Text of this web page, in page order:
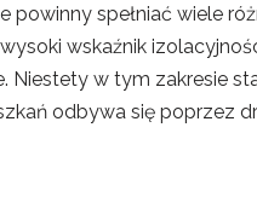
powinny spełniać wiele
wskaźnik
Niestety w tym zakresie
odbywa się poprzez